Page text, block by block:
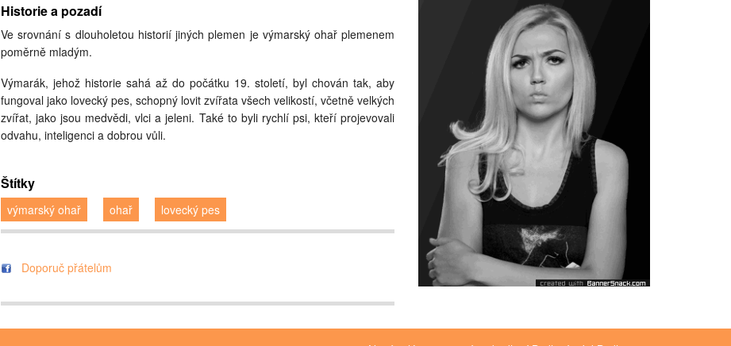
Historie a pozadí
Ve srovnání s dlouholetou historií jiných plemen je výmarský ohař plemenem
poměrně mladým.
Výmarák, jehož historie sahá až do počátku 19. století, byl chován tak, aby
fungoval jako lovecký pes, schopný lovit zvířata všech velikostí, včetně velkých
zvířat, jako jsou medvědi, vlci a jeleni. Také to byli rychlí psi, kteří projevovali
odvahu, inteligenci a dobrou vůli.
Štítky
výmarský ohař ohař lovecký pes
Doporuč přátelům